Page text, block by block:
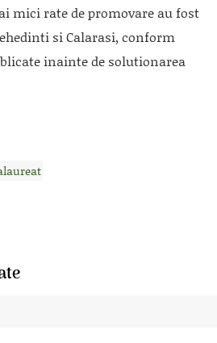
mici rate de promovare au fost
si Calarasi, conform
inainte de solutionarea